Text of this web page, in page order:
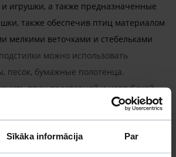
Sīkāka informācija Par
игрушки, а также предназначенные
также обеспечив птиц материалом
мелкими веточками и стебельками
можно использовать
песок, бумажные полотенца.
птиц просторной и неглубокой
Установить клетку подальше от
лучей солнца. Чистить полностью не
неделю.